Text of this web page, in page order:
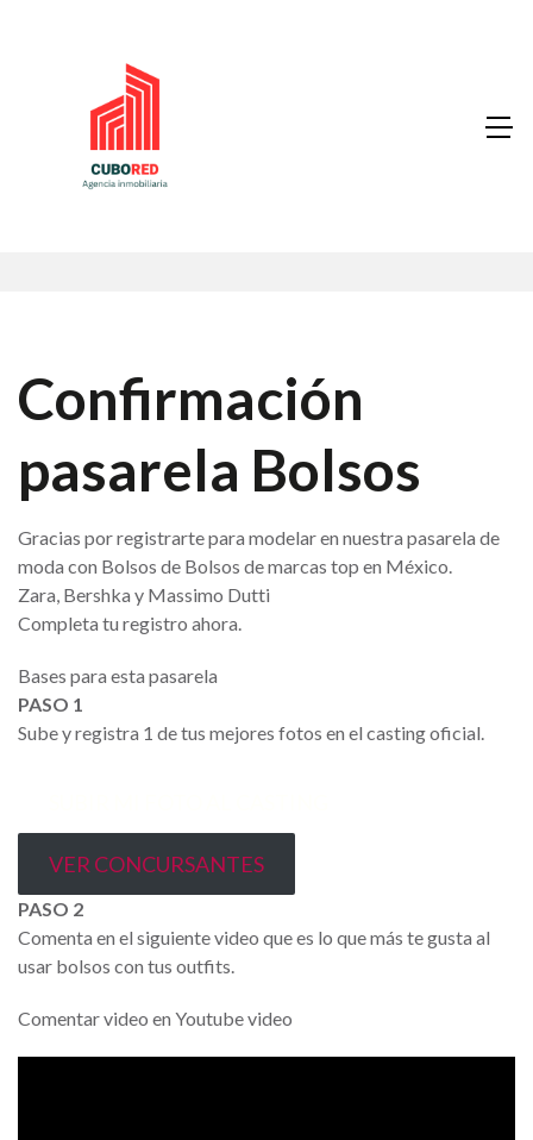
Confirmación
pasarela Bolsos
Gracias por registrarte para modelar en nuestra pasarela de
moda con Bolsos de Bolsos de marcas top en México.
Zara, Bershka y Massimo Dutti
Completa tu registro ahora.
Bases para esta pasarela
PASO 1
Sube y registra 1 de tus mejores fotos en el casting oficial.
VER CONCURSANTES
PASO 2
Comenta en el siguiente video que es lo que más te gusta al
usar bolsos con tus outfits.
Comentar video en Youtube video